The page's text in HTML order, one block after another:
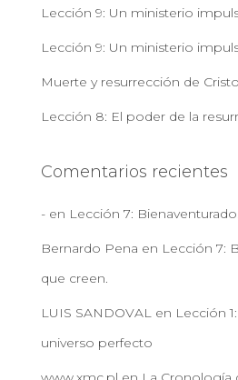
Lección 9: Un ministerio
Lección 9: Un ministerio
Muerte y resurrección de Cristo
Lección 8: El poder de la
Comentarios recientes
- en Lección 7:
Bernardo Pena en Lección 7:
que creen.
LUIS SANDOVAL en Lección
universo perfecto